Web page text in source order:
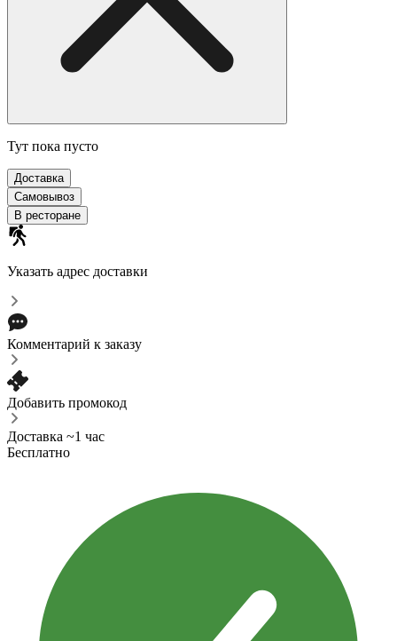
Тут пока пусто
Доставка
Самовывоз
В ресторане
Указать адрес доставки
Комментарий к заказу
Добавить промокод
Доставка ~1 час
Бесплатно